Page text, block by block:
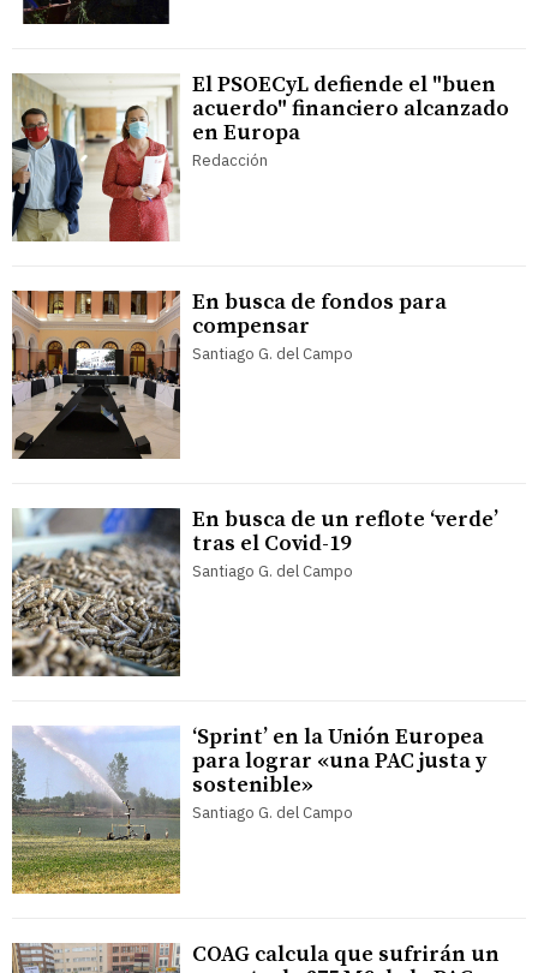
El PSOECyL defiende el "buen
acuerdo" financiero alcanzado
en Europa
Redacción
En busca de fondos para
compensar
Santiago G. del Campo
En busca de un reflote ‘verde’
tras el Covid-19
Santiago G. del Campo
‘Sprint’ en la Unión Europea
para lograr «una PAC justa y
sostenible»
Santiago G. del Campo
COAG calcula que sufrirán un